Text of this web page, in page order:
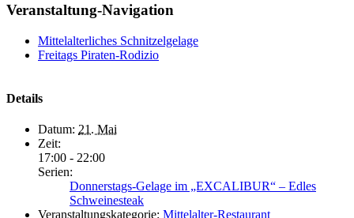
Veranstaltung-Navigation
Mittelalterliches Schnitzelgelage
Freitags Piraten-Rodizio
Details
Datum: 21. Mai
Zeit:
17:00 - 22:00
Serien:
Donnerstags-Gelage im „EXCALIBUR“ – Edles
Schweinesteak
Veranstaltungskategorie: Mittelalter-Restaurant